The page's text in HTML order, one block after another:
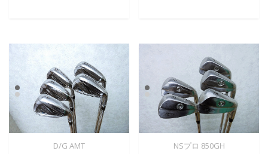
D/G AMT NSプロ 850GH